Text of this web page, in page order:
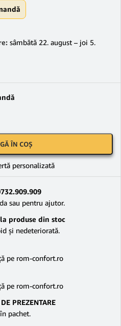
sâmbătă 22. august – joi 5.
ÎN COȘ
personalizată
sau pentru ajutor.
la produse din stoc
şi nedeteriorată.
pe rom-confort.ro
pe rom-confort.ro
PREZENTARE
pachet.